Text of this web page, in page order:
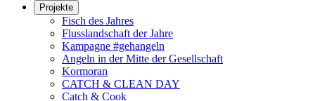
Projekte
Fisch des Jahres
Flusslandschaft der Jahre
Kampagne #gehangeln
Angeln in der Mitte der Gesellschaft
Kormoran
CATCH & CLEAN DAY
Catch & Cook